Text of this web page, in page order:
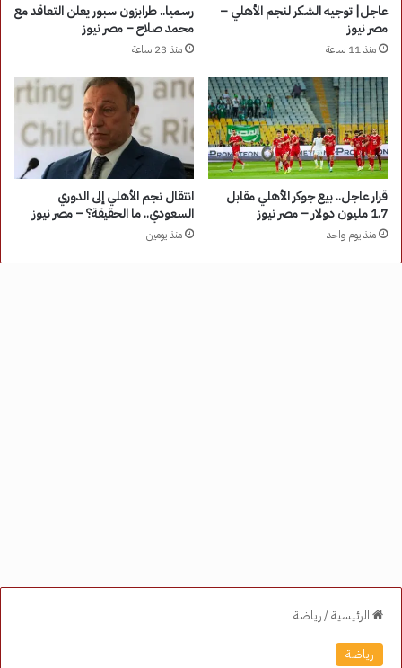
عاجل| توجيه الشكر لنجم الأهلي –
مصر نيوز
منذ 11 ساعة
رسميا.. طرابزون سبور يعلن التعاقد مع
محمد صلاح – مصر نيوز
منذ 23 ساعة
قرار عاجل.. بيع جوكر الأهلي مقابل
1.7 مليون دولار – مصر نيوز
منذ يوم واحد
انتقال نجم الأهلي إلى الدوري
السعودي.. ما الحقيقة؟ – مصر نيوز
منذ يومين